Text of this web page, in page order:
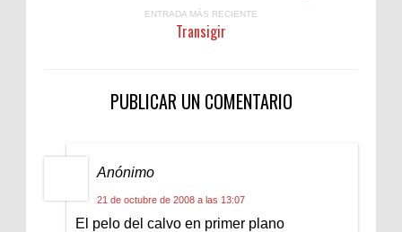
ENTRADA MÁS RECIENTE
Transigir
PUBLICAR UN COMENTARIO
Anónimo
21 de octubre de 2008 a las 13:07
El pelo del calvo en primer plano